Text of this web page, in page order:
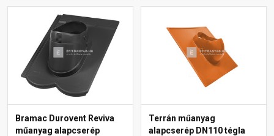
Bramac Durovent Reviva
műanyag alapcserép
Terrán műanyag
alapcserép DN110 tégla